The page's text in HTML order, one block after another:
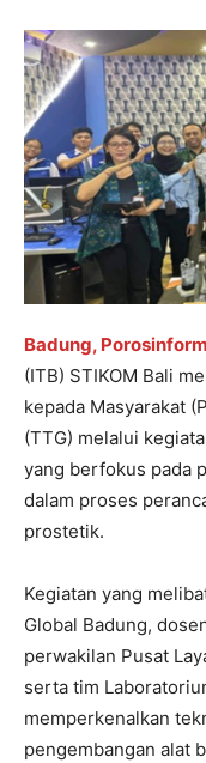
Badung,
(ITB) STIKOM Bali
kepada Masyarakat
(TTG) melalui
yang berfokus pada
dalam proses
prostetik.
Kegiatan yang
Global Badung,
perwakilan Pusat
serta tim
memperkenalkan
pengembangan alat